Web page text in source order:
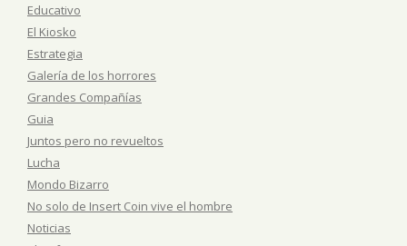
Educativo
El Kiosko
Estrategia
Galería de los horrores
Grandes Compañías
Guia
Juntos pero no revueltos
Lucha
Mondo Bizarro
No solo de Insert Coin vive el hombre
Noticias